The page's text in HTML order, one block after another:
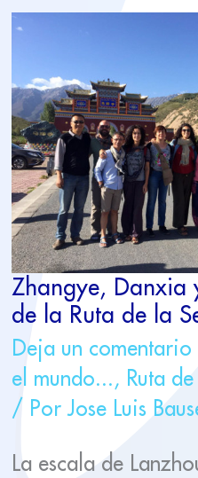
Zhangye, Danxia
de la Ruta de la
Deja un comentario
el mundo..., Ruta
/ PorJose Luis
La escala de
ZHANGYE,
MATI
SI,
VISITAS
DE
LA
RUTA
DE
LA
SEDA